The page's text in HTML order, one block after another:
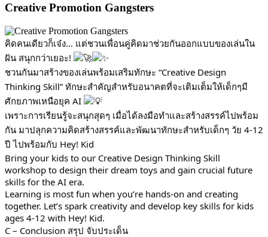
Creative Promotion Gangsters
คิดคนเดียวก็เจ๋ง… แต่ชวนเพื่อนคู่คิดมาช่วยกันออกแบบของเล่นใน
ฝัน สนุกกว่าเยอะ!
ชวนกันมาสร้างของเล่นพร้อมเสริมทักษะ “Creative Design
Thinking Skill” ทักษะสำคัญสำหรับอนาคตที่จะเติมเต็มให้เด็กๆมี
ศักยภาพเหนือยุค AI
เพราะการเรียนรู้จะสนุกสุดๆ เมื่อได้ลงมือทำและสร้างสรรค์ไปพร้อม
กัน มาปลุกความคิดสร้างสรรค์และพัฒนาทักษะสำหรับเด็กๆ วัย 4-12
ปี ไปพร้อมกับ Hey! Kid
Bring your kids to our Creative Design Thinking Skill
workshop to design their dream toys and gain crucial future
skills for the AI era.
Learning is most fun when you’re hands-on and creating
together. Let’s spark creativity and develop key skills for kids
ages 4-12 with Hey! Kid.
C – Conclusion สรุป จับประเด็น